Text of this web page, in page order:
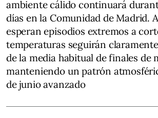
ambiente cálido continuará
días en la Comunidad de Madrid.
esperan episodios extremos a
temperaturas seguirán
de la media habitual de finales de
manteniendo un patrón
de junio avanzado